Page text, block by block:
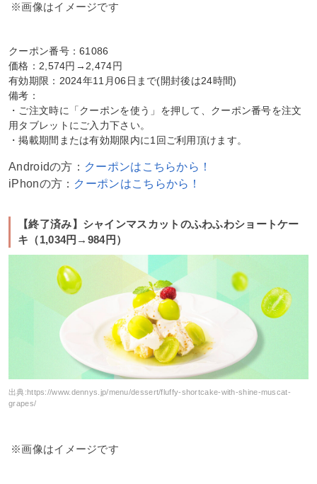
※画像はイメージです
クーポン番号：61086
価格：2,574円→2,474円
有効期限：2024年11月06日まで(開封後は24時間)
備考：
・ご注文時に「クーポンを使う」を押して、クーポン番号を注文
用タブレットにご入力下さい。
・掲載期間または有効期限内に1回ご利用頂けます。
Androidの方： クーポンはこちらから！
iPhonの方： クーポンはこちらから！
【終了済み】シャインマスカットのふわふわショートケー
キ（1,034円→984円）
出典:https://www.dennys.jp/menu/dessert/fluffy-shortcake-with-shine-muscat-
grapes/
※画像はイメージです